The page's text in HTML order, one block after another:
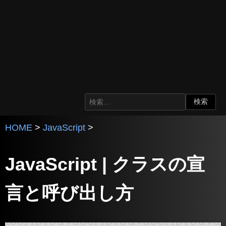
HOME > JavaScript >
JavaScript | クラスの宣
言と呼び出し方